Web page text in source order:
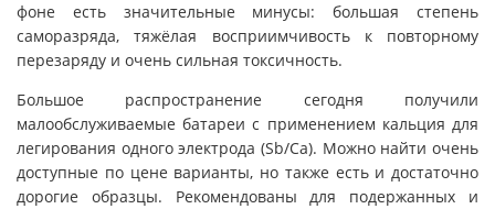
фоне есть значительные минусы: большая степень
саморазряда, тяжёлая восприимчивость к повторному
перезаряду и очень сильная токсичность.
Большое распространение сегодня получили
малообслуживаемые батареи с применением кальция для
легирования одного электрода (Sb/Ca). Можно найти очень
доступные по цене варианты, но также есть и достаточно
дорогие образцы. Рекомендованы для подержанных и